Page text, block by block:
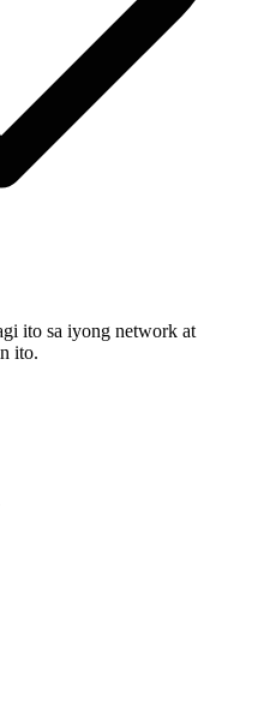
ito sa iyong network at
ito.